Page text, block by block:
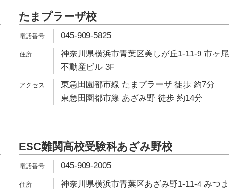
たまプラーザ校
045-909-5825
神奈川県横浜市青葉区美しが丘1-11-9 市ヶ尾
不動産ビル 3F
東急田園都市線 たまプラーザ 徒歩 約7分
東急田園都市線 あざみ野 徒歩 約14分
ESC難関高校受験科あざみ野校
045-909-2005
神奈川県横浜市青葉区あざみ野1-11-4 みつま